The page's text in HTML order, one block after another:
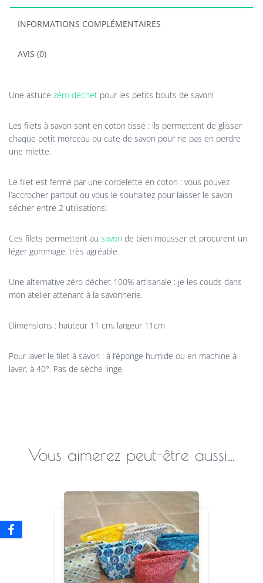
INFORMATIONS COMPLÉMENTAIRES
AVIS (0)
Une astuce zéro déchet pour les petits bouts de savon!
Les filets à savon sont en coton tissé : ils permettent de glisser
chaque petit morceau ou cute de savon pour ne pas en perdre
une miette.
Le filet est fermé par une cordelette en coton : vous pouvez
l’accrocher partout ou vous le souhaitez pour laisser le savon
sécher entre 2 utilisations!
Ces filets permettent au savon de bien mousser et procurent un
léger gommage, très agréable.
Une alternative zéro déchet 100% artisanale : je les couds dans
mon atelier attenant à la savonnerie.
Dimensions : hauteur 11 cm, largeur 11cm
Pour laver le filet à savon : à l’éponge humide ou en machine à
laver, à 40°. Pas de sèche linge.
Vous aimerez peut-être aussi…